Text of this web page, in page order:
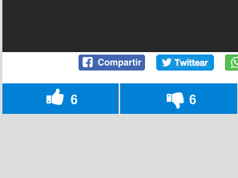
6 6